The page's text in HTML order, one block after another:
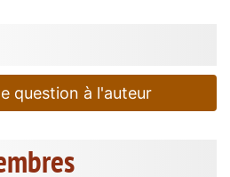
question à l'auteur